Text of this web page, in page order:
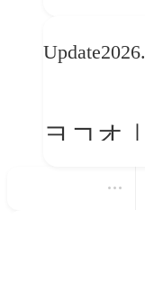
せんか
Update
ヨコオ
とつの